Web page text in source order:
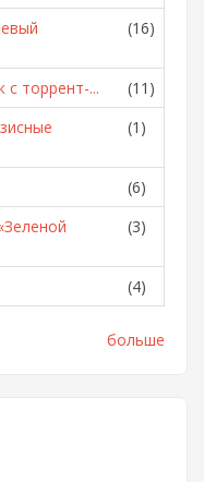
(16)
торрент-...
(11)
(1)
(6)
(3)
(4)
больше